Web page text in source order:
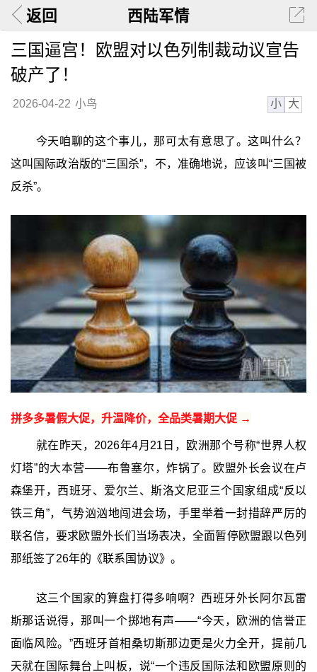
返回 西陆军情
三国逼宫！欧盟对以色列制裁动议宣告
破产了！
2026-04-22 小鸟 小 大
今天咱聊的这个事儿，那可太有意思了。这叫什么？
这叫国际政治版的“三国杀”，不，准确地说，应该叫“三国被
反杀”。
拼多多暑假大促，升温降价，全品类暑期大促 →
就在昨天，2026年4月21日，欧洲那个号称“世界人权
灯塔”的大本营——布鲁塞尔，炸锅了。欧盟外长会议在卢
森堡开，西班牙、爱尔兰、斯洛文尼亚三个国家组成“反以
铁三角”，气势汹汹地闯进会场，手里举着一封措辞严厉的
联名信，要求欧盟外长们当场表决，全面暂停欧盟跟以色列
那纸签了26年的《联系国协议》。
这三个国家的算盘打得多响啊？西班牙外长阿尔瓦雷
斯那话说得，那叫一个掷地有声——“今天，欧洲的信誉正
面临风险。”西班牙首相桑切斯那边更是火力全开，提前几
天就在国际舞台上叫板，说“一个违反国际法和欧盟原则的